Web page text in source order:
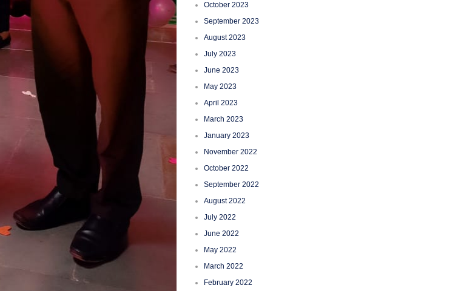
October 2023
September 2023
August 2023
July 2023
June 2023
May 2023
April 2023
March 2023
January 2023
November 2022
October 2022
September 2022
August 2022
July 2022
June 2022
May 2022
March 2022
February 2022